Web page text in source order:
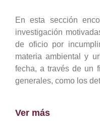
En esta sección
investigación
de oficio por
materia ambiental y
fecha, a través de un
generales, como los
Ver más